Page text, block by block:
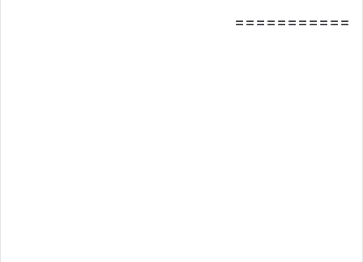
===========